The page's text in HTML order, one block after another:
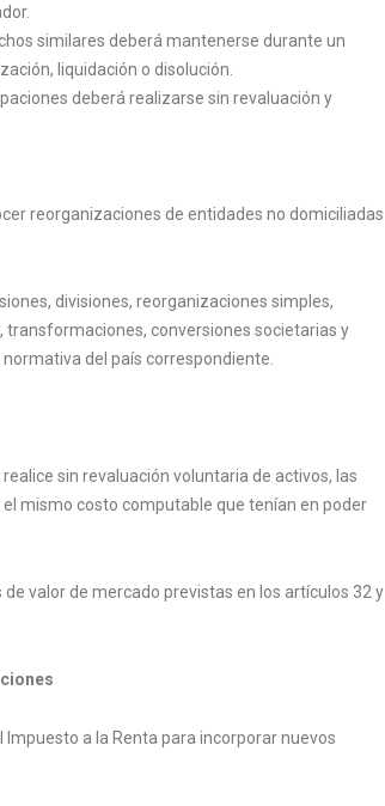
similares deberá mantenerse durante un
liquidación o disolución.
deberá realizarse sin revaluación y
reorganizaciones de entidades no domiciliadas
divisiones, reorganizaciones simples,
transformaciones, conversiones societarias y
del país correspondiente.
sin revaluación voluntaria de activos, las
mismo costo computable que tenían en poder
valor de mercado previstas en los artículos 32 y
a la Renta para incorporar nuevos